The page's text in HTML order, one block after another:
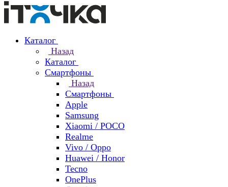
Каталог
Назад
Каталог
Смартфоны
Назад
Смартфоны
Apple
Samsung
Xiaomi / POCO
Realme
Vivo / Oppo
Huawei / Honor
Tecno
OnePlus